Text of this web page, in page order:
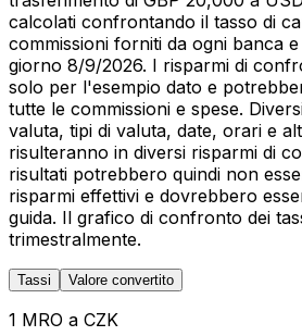
calcolati confrontando il tasso di
commissioni forniti da ogni banca
giorno 8/9/2026. I risparmi di
solo per l'esempio dato e
tutte le commissioni e spese.
valuta, tipi di valuta, date, orari e
risulteranno in diversi risparmi di
risultati potrebbero quindi non
risparmi effettivi e dovrebbero
guida. Il grafico di confronto dei
trimestralmente.
Tassi Valore convertito
1 MRO a CZK